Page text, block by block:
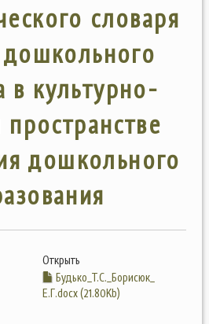
словаря
в культурно-
дошкольного
Открыть
Будько_Т.С._Борисюк_
Е.Г.docx (21.80Kb)